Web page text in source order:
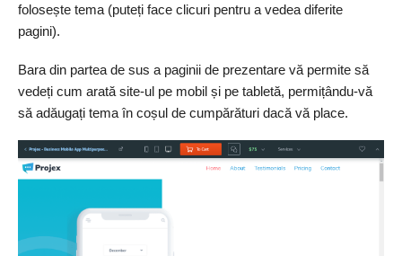
folosește tema (puteți face clicuri pentru a vedea diferite
pagini).
Bara din partea de sus a paginii de prezentare vă permite să
vedeți cum arată site-ul pe mobil și pe tabletă, permițându-vă
să adăugați tema în coșul de cumpărături dacă vă place.